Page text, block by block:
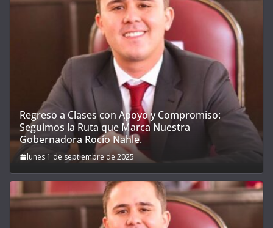
Regreso a Clases con Apoyo y Compromiso:
Seguimos la Ruta que Marca Nuestra
Gobernadora Rocío Nahle.
lunes 1 de septiembre de 2025